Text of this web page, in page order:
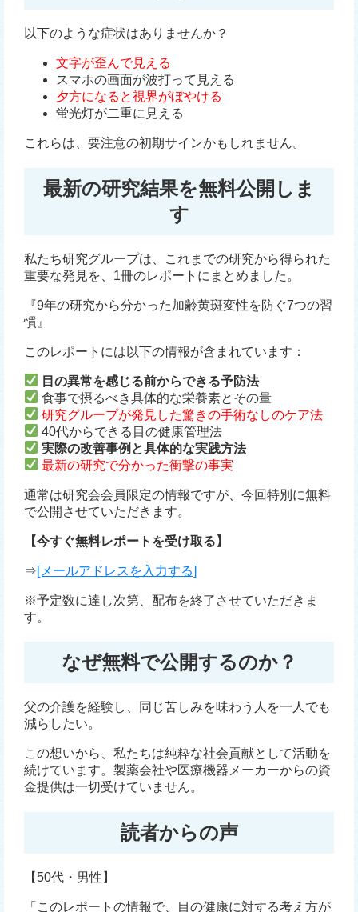
以下のような症状はありませんか？
文字が歪んで見える
スマホの画面が波打って見える
夕方になると視界がぼやける
蛍光灯が二重に見える
これらは、要注意の初期サインかもしれません。
最新の研究結果を無料公開しま
す
私たち研究グループは、これまでの研究から得られた
重要な発見を、1冊のレポートにまとめました。
『9年の研究から分かった加齢黄斑変性を防ぐ7つの習
慣』
このレポートには以下の情報が含まれています：
目の異常を感じる前からできる予防法
食事で摂るべき具体的な栄養素とその量
研究グループが発見した驚きの手術なしのケア法
40代からできる目の健康管理法
実際の改善事例と具体的な実践方法
最新の研究で分かった衝撃の事実
通常は研究会会員限定の情報ですが、今回特別に無料
で公開させていただきます。
【今すぐ無料レポートを受け取る】
⇒[メールアドレスを入力する]
※予定数に達し次第、配布を終了させていただきま
す。
なぜ無料で公開するのか？
父の介護を経験し、同じ苦しみを味わう人を一人でも
減らしたい。
この想いから、私たちは純粋な社会貢献として活動を
続けています。製薬会社や医療機器メーカーからの資
金提供は一切受けていません。
読者からの声
【50代・男性】
「このレポートの情報で、目の健康に対する考え方が